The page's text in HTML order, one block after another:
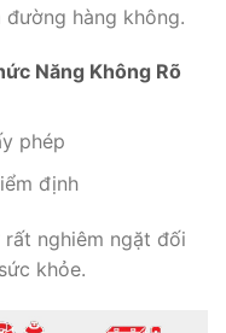
hàng không.
Năng Không Rõ
phép
định
nghiêm ngặt đối
khỏe.